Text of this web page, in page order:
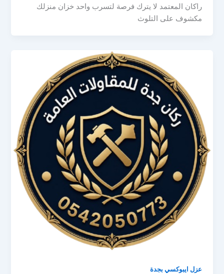
راكان المعتمد لا يترك فرصة لتسرب واحد خزان منزلك
مكشوف على التلوث
عزل ايبوكسي بجدة